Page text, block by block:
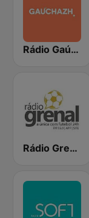
Rádio Gaúcha ZH
Rádio Grenal